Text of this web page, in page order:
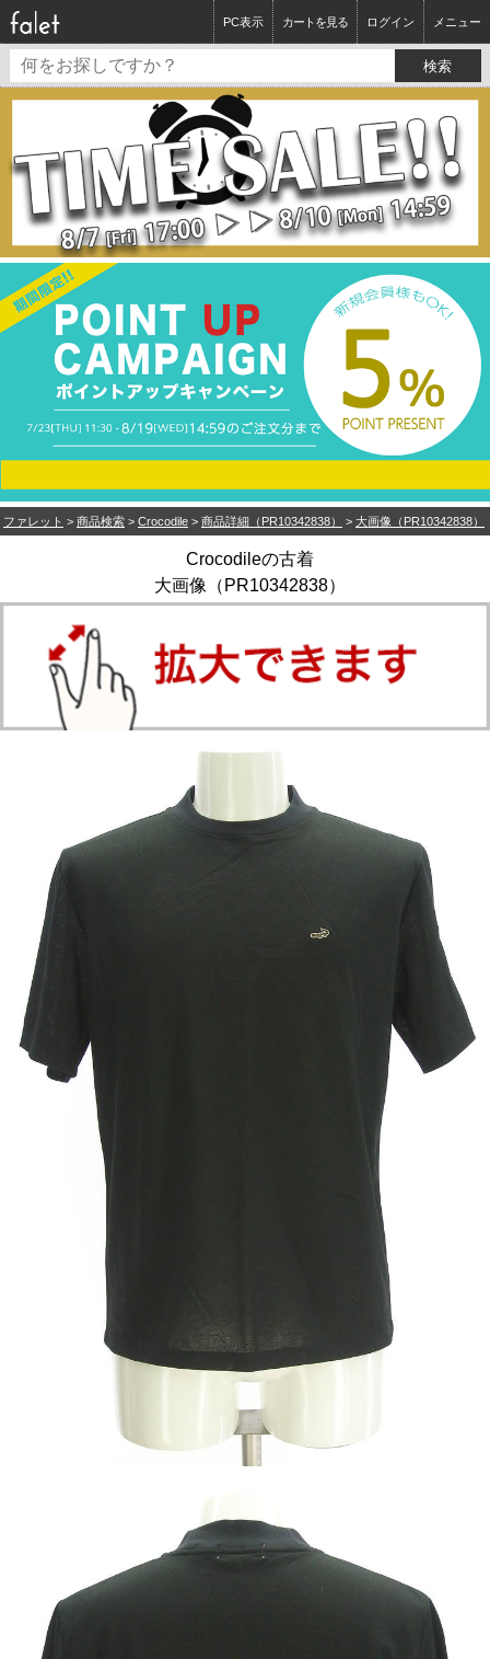
ログイン メニュー
カートを見る
PC表示
ファレット > 商品検索 > Crocodile > 商品詳細（PR10342838） > 大画像（PR10342838）
Crocodileの古着
大画像（PR10342838）